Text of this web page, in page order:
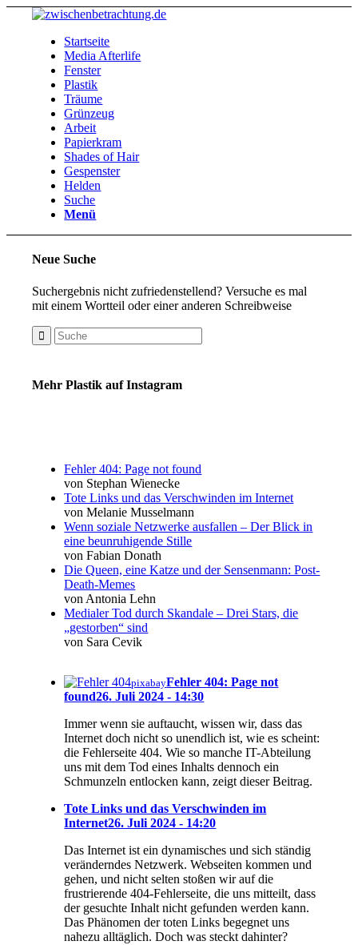
Startseite
Media Afterlife
Fenster
Plastik
Träume
Grünzeug
Arbeit
Papierkram
Shades of Hair
Gespenster
Helden
Suche
Menü
Neue Suche
Suchergebnis nicht zufriedenstellend? Versuche es mal
mit einem Wortteil oder einer anderen Schreibweise
Mehr Plastik auf Instagram
Fehler 404: Page not found
von Stephan Wienecke
Tote Links und das Verschwinden im Internet
von Melanie Musselmann
Wenn soziale Netzwerke ausfallen – Der Blick in
eine beunruhigende Stille
von Fabian Donath
Die Queen, eine Katze und der Sensenmann: Post-
Death-Memes
von Antonia Lehn
Medialer Tod durch Skandale – Drei Stars, die
„gestorben“ sind
von Sara Cevik
pixabayFehler 404: Page not
found26. Juli 2024 - 14:30
Immer wenn sie auftaucht, wissen wir, dass das
Internet doch nicht so unendlich ist, wie es scheint:
die Fehlerseite 404. Wie so manche IT-Abteilung
uns mit dem Tod eines Inhalts dennoch ein
Schmunzeln entlocken kann, zeigt dieser Beitrag.
Tote Links und das Verschwinden im
Internet26. Juli 2024 - 14:20
Das Internet ist ein dynamisches und sich ständig
veränderndes Netzwerk. Webseiten kommen und
gehen, und nicht selten stoßen wir auf die
frustrierende 404-Fehlerseite, die uns mitteilt, dass
der gesuchte Inhalt nicht gefunden werden kann.
Das Phänomen der toten Links begegnet uns
nahezu alltäglich. Doch was steckt dahinter?